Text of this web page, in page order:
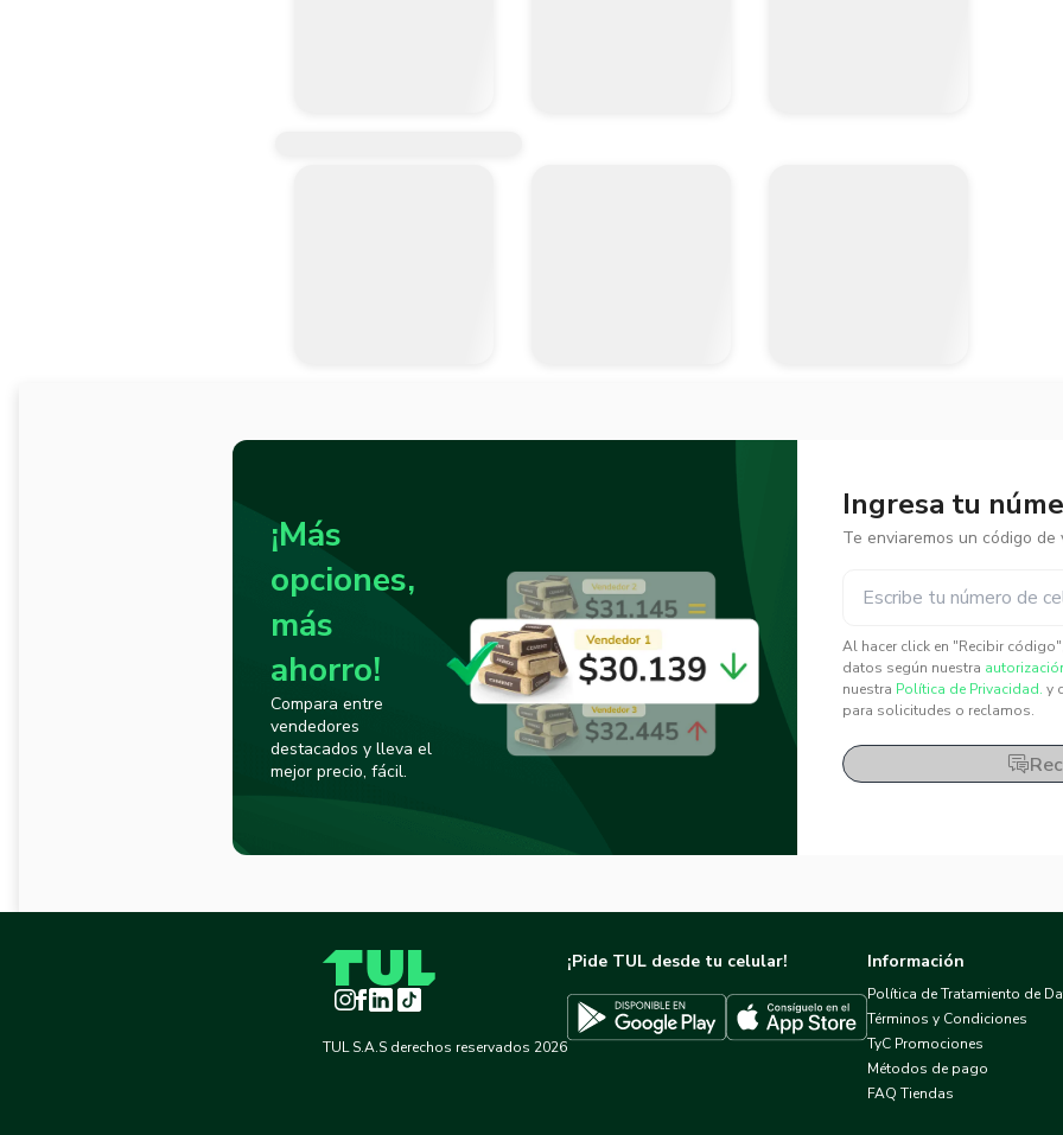
¡Más
opciones,
más
ahorro!
Compara entre
vendedores
destacados y lleva el
mejor precio, fácil.
Ingresa tu
Te enviaremos un código de
Al hacer click en "Recibir
datos según nuestra
nuestra Política de Privacidad. y
para solicitudes o reclamos.
Instagram
Facebook
LinkedInTikTok
TUL S.A.S derechos reservados 2026
¡Pide TUL desde tu celular!
Descargar TUL en Google PlayDescargar TUL en App Store
Información
Política de Tratamiento de
Términos y Condiciones
TyC Promociones
Métodos de pago
FAQ Tiendas